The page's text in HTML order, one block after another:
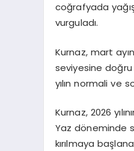
coğrafyada
vurguladı.
Kurnaz, mart
seviyesine doğru
yılın normali ve
Kurnaz, 2026
Yaz döneminde
kırılmaya